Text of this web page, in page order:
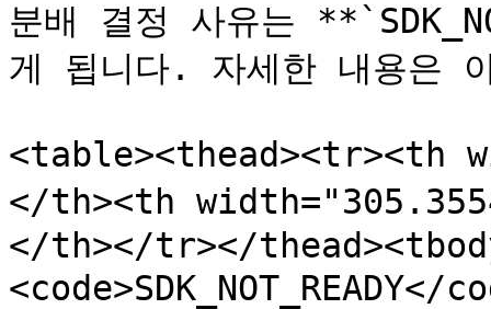
분배 결정 사유는
게 됩니다. 자세한 내용은
<table><thead><tr><th
</th><th
</th></tr></